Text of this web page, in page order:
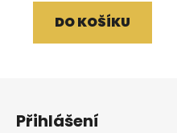
DO KOŠÍKU
Přihlášení